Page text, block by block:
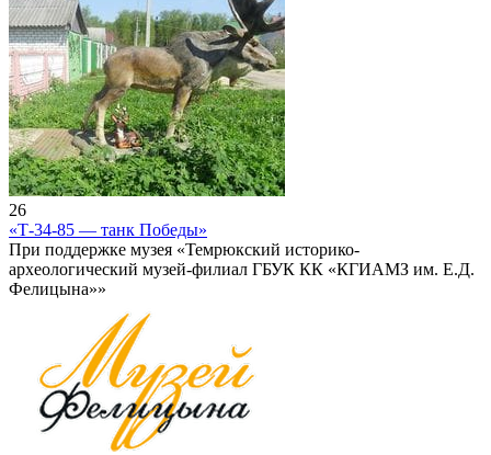
26
«Т-34-85 — танк Победы»
При поддержке музея «Темрюкский историко-
археологический музей-филиал ГБУК КК «КГИАМЗ им. Е.Д.
Фелицына»»